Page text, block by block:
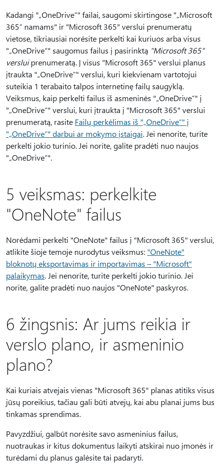
Kadangi "„OneDrive“" failai, saugomi skirtingose "„Microsoft
365“ namams" ir "Microsoft 365" verslui prenumeratų
vietose, tikriausiai norėsite perkelti kai kuriuos arba visus
"„OneDrive“" saugomus failus į pasirinktą "Microsoft 365"
versluiprenumeratą. Į visus "Microsoft 365" verslui planus
įtraukta "„OneDrive“" verslui, kuri kiekvienam vartotojui
suteikia 1 terabaito talpos internetinę failų saugyklą.
Veiksmus, kaip perkelti failus iš asmeninės "„OneDrive“" į
"„OneDrive“" verslui, kuri įtraukta į "Microsoft 365" verslui
prenumeratą, rasite Failų perkėlimas iš "„OneDrive“" į
"„OneDrive“" darbui ar mokymo įstaigai. Jei nenorite, turite
perkelti jokio turinio. Jei norite, galite pradėti nuo naujos
"„OneDrive“".
5 veiksmas: perkelkite
"OneNote" failus
Norėdami perkelti "OneNote" failus į "Microsoft 365" verslui,
atlikite šioje temoje nurodytus veiksmus: "OneNote"
bloknotų eksportavimas ir importavimas – "Microsoft"
palaikymas. Jei nenorite, turite perkelti jokio turinio. Jei
norite, galite pradėti nuo naujos "OneNote" paskyros.
6 žingsnis: Ar jums reikia ir
verslo plano, ir asmeninio
plano?
Kai kuriais atvejais vienas "Microsoft 365" planas atitiks visus
jūsų poreikius, tačiau gali būti atvejų, kai abu planai jums bus
tinkamas sprendimas.
Pavyzdžiui, galbūt norėsite savo asmeninius failus,
nuotraukas ir kitus dokumentus laikyti atskirai nuo įmonės ir
turėdami du planus galėsite tai padaryti.